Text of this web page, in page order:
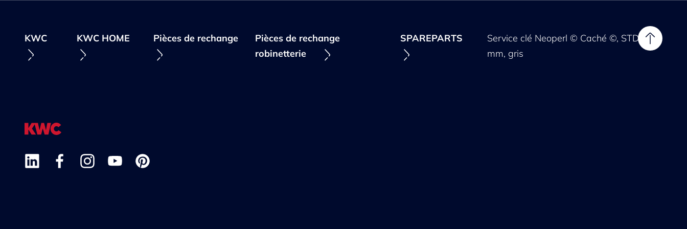
KWC KWC HOME Pièces de rechange
Pièces de rechange
robinetterie
SPAREPARTS
Service clé Neoperl © Caché ©, STD, 24
mm, gris